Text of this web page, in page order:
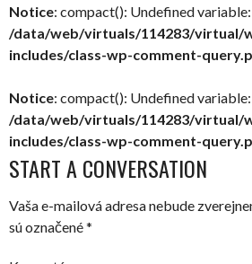
Notice: compact(): Undefined
/data/web/virtuals/114283/virtual/
includes/class-wp-comment-
Notice: compact(): Undefined
/data/web/virtuals/114283/virtual/
includes/class-wp-comment-
START A CONVERSATION
Vaša e-mailová adresa nebude
sú označené*